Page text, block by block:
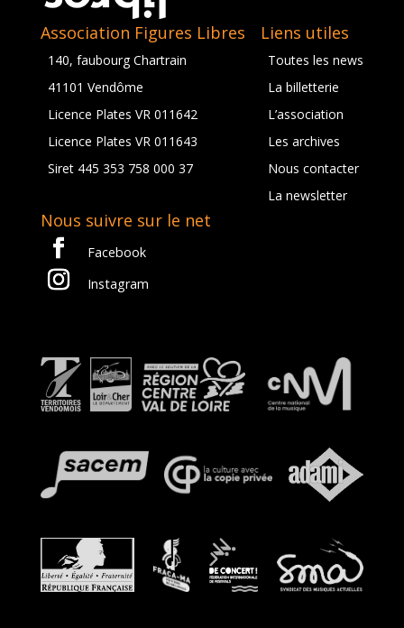
Association Figures Libres
140, faubourg Chartrain
41101 Vendôme
Licence Plates VR 011642
Licence Plates VR 011643
Siret 445 353 758 000 37
Liens utiles
Toutes les news
La billetterie
L’association
Les archives
Nous contacter
La newsletter
Nous suivre sur le net
Facebook
Instagram